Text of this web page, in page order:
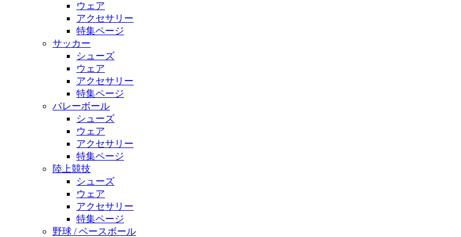
ウェア
アクセサリー
特集ページ
サッカー
シューズ
ウェア
アクセサリー
特集ページ
バレーボール
シューズ
ウェア
アクセサリー
特集ページ
陸上競技
シューズ
ウェア
アクセサリー
特集ページ
野球 / ベースボール